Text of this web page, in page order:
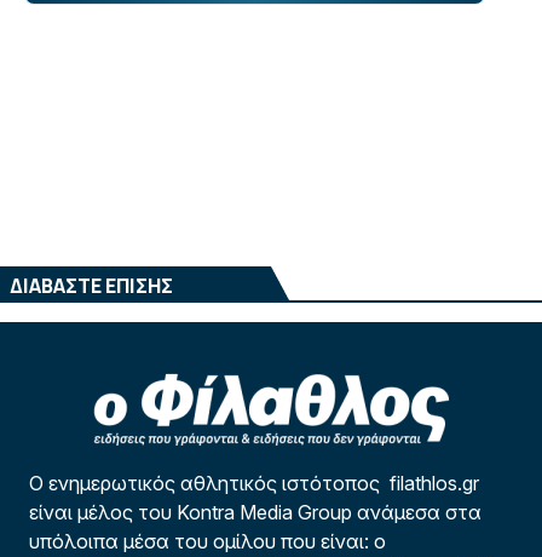
ΔΙΑΒΑΣΤΕ ΕΠΙΣΗΣ
Ο ενημερωτικός αθλητικός ιστότοπος filathlos.gr
είναι μέλος του Kontra Media Group ανάμεσα στα
υπόλοιπα μέσα του ομίλου που είναι: ο